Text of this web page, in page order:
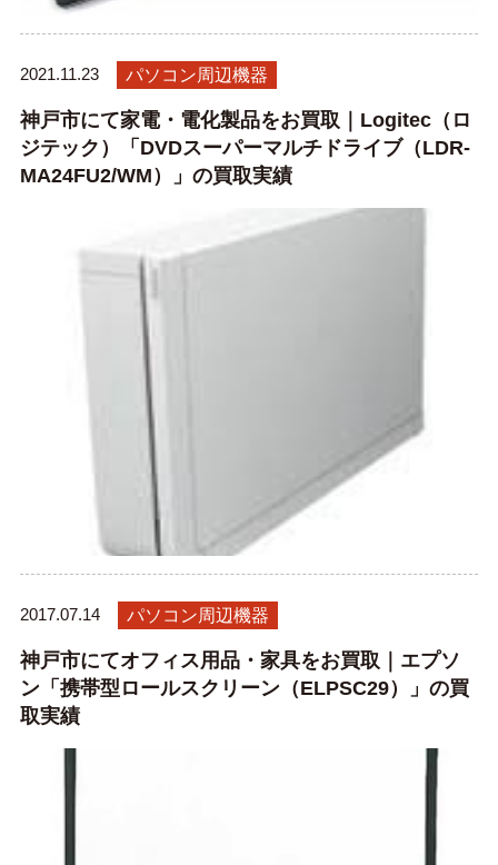
2021.11.23 パソコン周辺機器
神戸市にて家電・電化製品をお買取｜Logitec（ロ
ジテック）「DVDスーパーマルチドライブ（LDR-
MA24FU2/WM）」の買取実績
2017.07.14 パソコン周辺機器
神戸市にてオフィス用品・家具をお買取｜エプソ
ン「携帯型ロールスクリーン（ELPSC29）」の買
取実績